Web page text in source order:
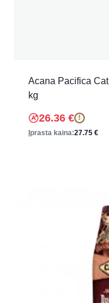
Acana Pacifica
kg
26.36 € !
Įprasta kaina:27.75 €